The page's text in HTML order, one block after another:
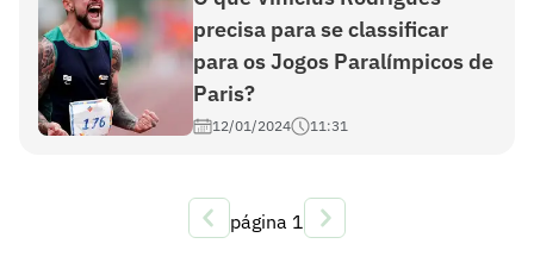
precisa para se classificar
para os Jogos Paralímpicos de
Paris?
12/01/2024 11:31
página 1